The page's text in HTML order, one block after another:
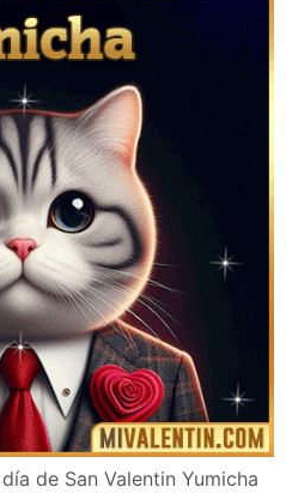
de San Valentin Yumicha